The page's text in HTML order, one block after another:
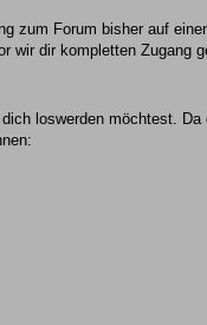
zum Forum bisher auf
wir dir kompletten Zugang
loswerden möchtest. Da